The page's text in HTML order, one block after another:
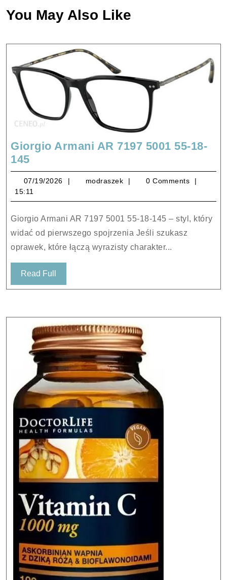
You May Also Like
Giorgio Armani AR 7197 5001 55-18-
145Giorgio
Armani
AR
7197
55-
18-
145
07/19/2026 07/19/2026
modraszek modraszek
0 Comments
15:11
Giorgio Armani AR 7197 5001 55-18-145 – styl, który
widać od pierwszego spojrzenia Jeśli szukasz
oprawek, które łączą wyrazisty charakter...
Read Full
Full